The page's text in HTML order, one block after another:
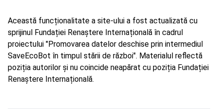
Această funcționalitate a site-ului a fost actualizată cu
sprijinul Fundației Renaștere Internațională în cadrul
proiectului "Promovarea datelor deschise prin intermediul
SaveEcoBot în timpul stării de război". Materialul reflectă
poziția autorilor și nu coincide neapărat cu poziția Fundației
Renaștere Internațională.